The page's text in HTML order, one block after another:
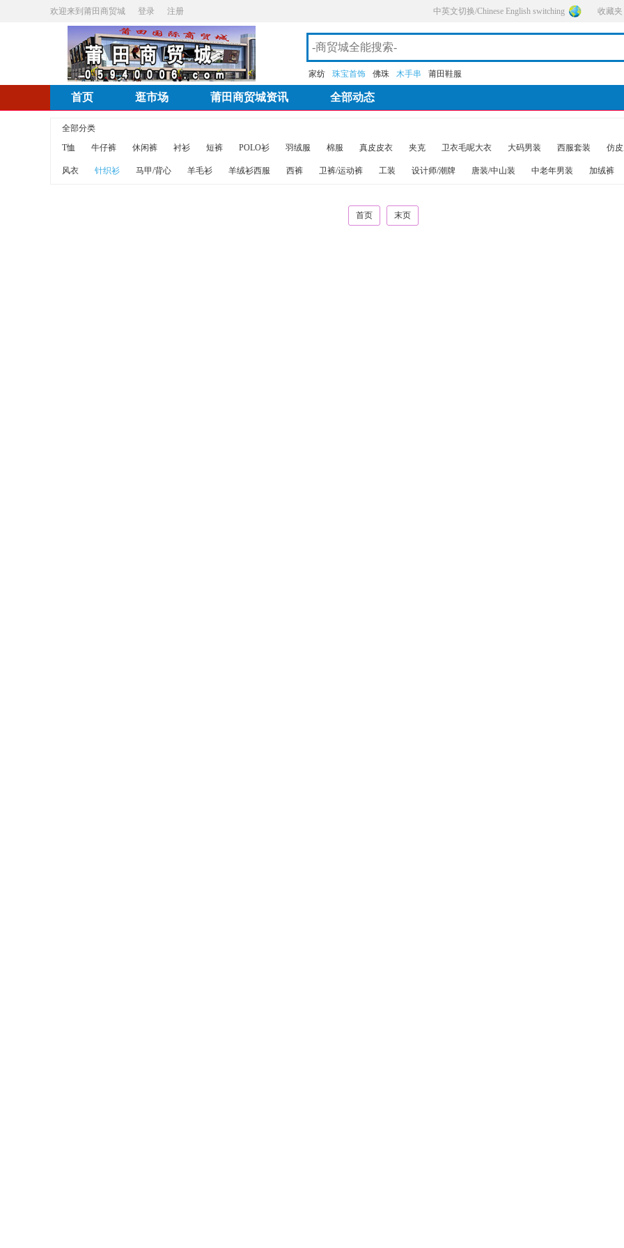
欢迎来到莆田商贸城 登录 注册 中英文切换/Chinese English switching 收藏夹
家纺 珠宝首饰 佛珠 木手串 莆田鞋服
首页 逛市场 莆田商贸城资讯 全部动态
全部分类
T恤
牛仔裤 休闲裤 衬衫 短裤 POLO衫 羽绒服 棉服 真皮皮衣 夹克 卫衣毛呢大衣 大码男装 西服套装 仿
风衣 针织衫 马甲/背心 羊毛衫 羊绒衫西服 西裤 卫裤/运动裤 工装 设计师/潮牌 唐装/中山装 中老年男装 加绒裤
首页 末页